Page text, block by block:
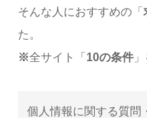
そんな人におすすめの「
た。
※全サイト「 10の条件」
個人情報に関する質